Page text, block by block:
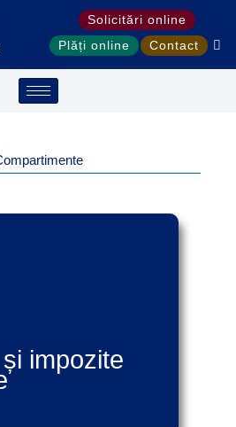
Solicitări online
Plăți online
Contact
impozite